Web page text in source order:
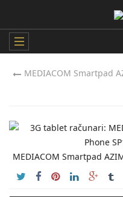
MEDIACOM Smartpad
MEDIACOM Smartpad